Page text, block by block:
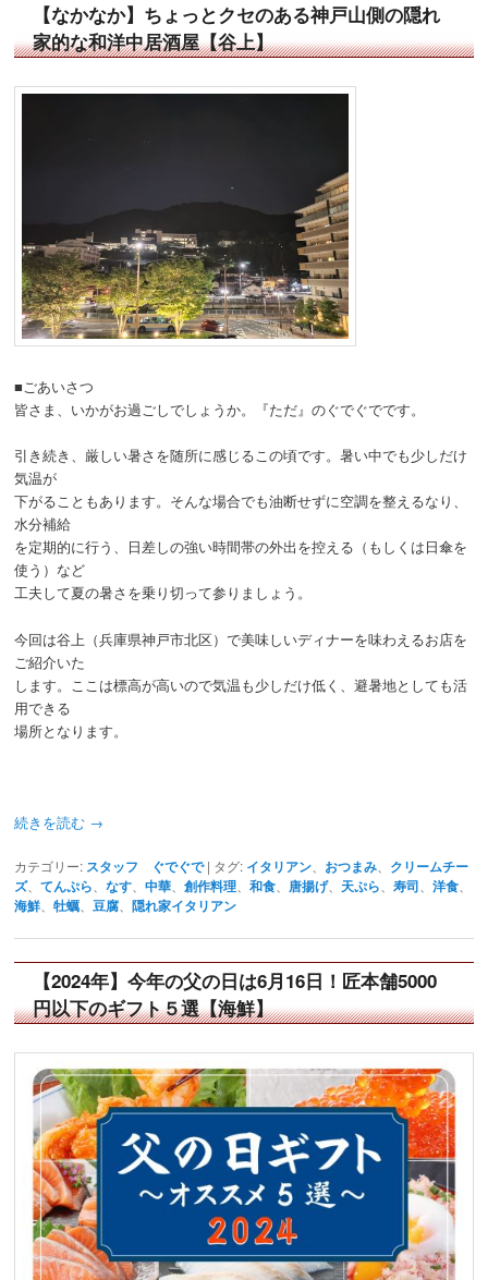
【なかなか】ちょっとクセのある神戸山側の隠れ
家的な和洋中居酒屋【谷上】
■ごあいさつ
皆さま、いかがお過ごしでしょうか。『ただ』のぐでぐでです。
引き続き、厳しい暑さを随所に感じるこの頃です。暑い中でも少しだけ
気温が
下がることもあります。そんな場合でも油断せずに空調を整えるなり、
水分補給
を定期的に行う、日差しの強い時間帯の外出を控える（もしくは日傘を
使う）など
工夫して夏の暑さを乗り切って参りましょう。
今回は谷上（兵庫県神戸市北区）で美味しいディナーを味わえるお店を
ご紹介いた
します。ここは標高が高いので気温も少しだけ低く、避暑地としても活
用できる
場所となります。
続きを読む →
カテゴリー: スタッフ ぐでぐで | タグ: イタリアン おつまみ
クリームチー
ズ、てんぷら 、なす 、中華 、創作料理 、和食 唐揚げ、 天ぷら 、寿司 、洋食
海鮮 、牡蠣 、豆腐 、隠れ家イタリアン
【2024年】今年の父の日は6月16日！匠本舗5000
円以下のギフト５選【海鮮】